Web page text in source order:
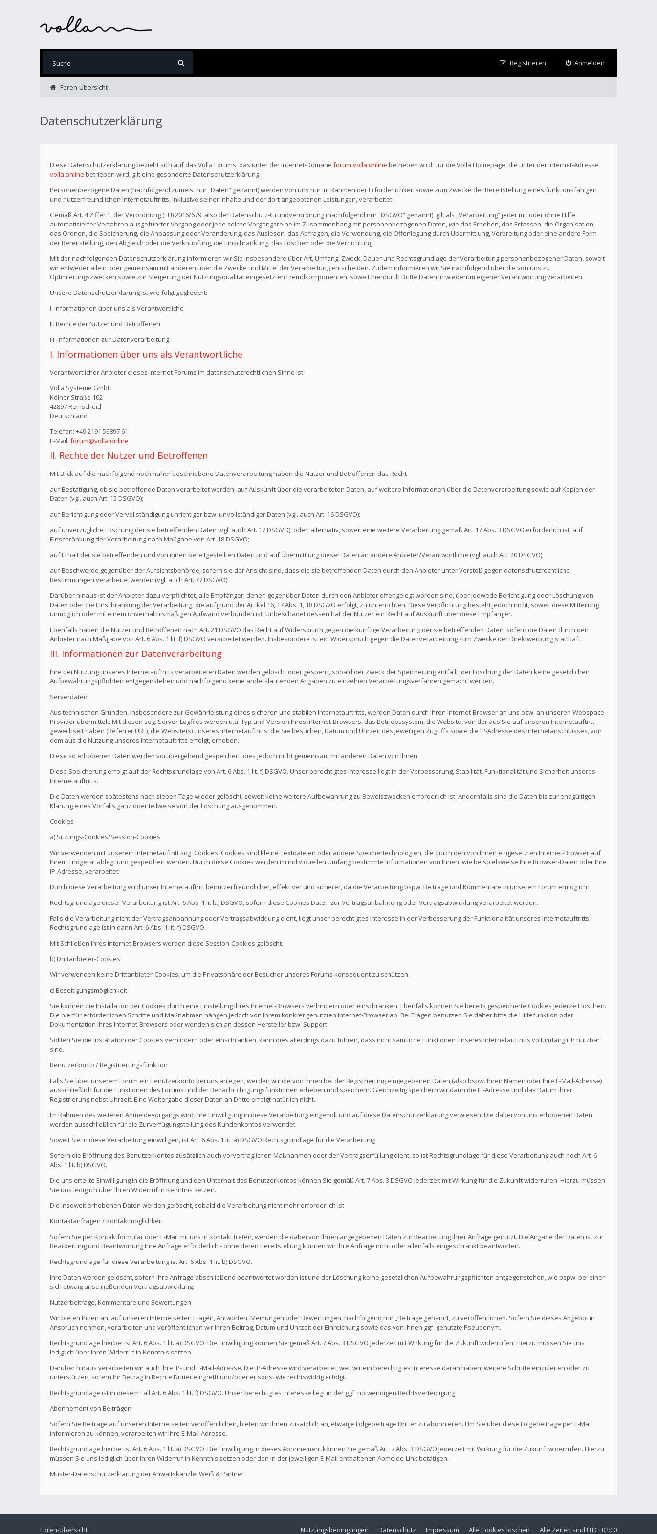
Anmelden
Registrieren
Foren-Übersicht
Datenschutzerklärung
Diese Datenschutzerklärung bezieht sich auf das Volla Forums, das unter der Internet-Domäne forum.volla.online betrieben wird. Für die Volla Homepage, die unter der Internet-Adresse
volla.online betrieben wird, gilt eine gesonderte Datenschutzerklärung.
Personenbezogene Daten (nachfolgend zumeist nur „Daten“ genannt) werden von uns nur im Rahmen der Erforderlichkeit sowie zum Zwecke der Bereitstellung eines funktionsfähigen
und nutzerfreundlichen Internetauftritts, inklusive seiner Inhalte und der dort angebotenen Leistungen, verarbeitet.
Gemäß Art. 4 Ziffer 1. der Verordnung (EU) 2016/679, also der Datenschutz-Grundverordnung (nachfolgend nur „DSGVO“ genannt), gilt als „Verarbeitung“ jeder mit oder ohne Hilfe
automatisierter Verfahren ausgeführter Vorgang oder jede solche Vorgangsreihe im Zusammenhang mit personenbezogenen Daten, wie das Erheben, das Erfassen, die Organisation,
das Ordnen, die Speicherung, die Anpassung oder Veränderung, das Auslesen, das Abfragen, die Verwendung, die Offenlegung durch Übermittlung, Verbreitung oder eine andere Form
der Bereitstellung, den Abgleich oder die Verknüpfung, die Einschränkung, das Löschen oder die Vernichtung.
Mit der nachfolgenden Datenschutzerklärung informieren wir Sie insbesondere über Art, Umfang, Zweck, Dauer und Rechtsgrundlage der Verarbeitung personenbezogener Daten, soweit
wir entweder allein oder gemeinsam mit anderen über die Zwecke und Mittel der Verarbeitung entscheiden. Zudem informieren wir Sie nachfolgend über die von uns zu
Optimierungszwecken sowie zur Steigerung der Nutzungsqualität eingesetzten Fremdkomponenten, soweit hierdurch Dritte Daten in wiederum eigener Verantwortung verarbeiten.
Unsere Datenschutzerklärung ist wie folgt gegliedert:
I. Informationen über uns als Verantwortliche
II. Rechte der Nutzer und Betroffenen
III. Informationen zur Datenverarbeitung
I. Informationen über uns als Verantwortliche
Verantwortlicher Anbieter dieses Internet-Forums im datenschutzrechtlichen Sinne ist:
Volla Systeme GmbH
Kölner Straße 102
42897 Remscheid
Deutschland
Telefon: +49 2191 59897 61
E-Mail: forum@volla.online
II. Rechte der Nutzer und Betroffenen
Mit Blick auf die nachfolgend noch näher beschriebene Datenverarbeitung haben die Nutzer und Betroffenen das Recht
auf Bestätigung, ob sie betreffende Daten verarbeitet werden, auf Auskunft über die verarbeiteten Daten, auf weitere Informationen über die Datenverarbeitung sowie auf Kopien der
Daten (vgl. auch Art. 15 DSGVO);
auf Berichtigung oder Vervollständigung unrichtiger bzw. unvollständiger Daten (vgl. auch Art. 16 DSGVO);
auf unverzügliche Löschung der sie betreffenden Daten (vgl. auch Art. 17 DSGVO), oder, alternativ, soweit eine weitere Verarbeitung gemäß Art. 17 Abs. 3 DSGVO erforderlich ist, auf
Einschränkung der Verarbeitung nach Maßgabe von Art. 18 DSGVO;
auf Erhalt der sie betreffenden und von ihnen bereitgestellten Daten und auf Übermittlung dieser Daten an andere Anbieter/Verantwortliche (vgl. auch Art. 20 DSGVO);
auf Beschwerde gegenüber der Aufsichtsbehörde, sofern sie der Ansicht sind, dass die sie betreffenden Daten durch den Anbieter unter Verstoß gegen datenschutzrechtliche
Bestimmungen verarbeitet werden (vgl. auch Art. 77 DSGVO).
Darüber hinaus ist der Anbieter dazu verpflichtet, alle Empfänger, denen gegenüber Daten durch den Anbieter offengelegt worden sind, über jedwede Berichtigung oder Löschung von
Daten oder die Einschränkung der Verarbeitung, die aufgrund der Artikel 16, 17 Abs. 1, 18 DSGVO erfolgt, zu unterrichten. Diese Verpflichtung besteht jedoch nicht, soweit diese Mitteilung
unmöglich oder mit einem unverhältnismäßigen Aufwand verbunden ist. Unbeschadet dessen hat der Nutzer ein Recht auf Auskunft über diese Empfänger.
Ebenfalls haben die Nutzer und Betroffenen nach Art. 21 DSGVO das Recht auf Widerspruch gegen die künftige Verarbeitung der sie betreffenden Daten, sofern die Daten durch den
Anbieter nach Maßgabe von Art. 6 Abs. 1 lit. f) DSGVO verarbeitet werden. Insbesondere ist ein Widerspruch gegen die Datenverarbeitung zum Zwecke der Direktwerbung statthaft.
III. Informationen zur Datenverarbeitung
Ihre bei Nutzung unseres Internetauftritts verarbeiteten Daten werden gelöscht oder gesperrt, sobald der Zweck der Speicherung entfällt, der Löschung der Daten keine gesetzlichen
Aufbewahrungspflichten entgegenstehen und nachfolgend keine anderslautenden Angaben zu einzelnen Verarbeitungsverfahren gemacht werden.
Serverdaten
Aus technischen Gründen, insbesondere zur Gewährleistung eines sicheren und stabilen Internetauftritts, werden Daten durch Ihren Internet-Browser an uns bzw. an unseren Webspace-
Provider übermittelt. Mit diesen sog. Server-Logfiles werden u.a. Typ und Version Ihres Internet-Browsers, das Betriebssystem, die Website, von der aus Sie auf unseren Internetauftritt
gewechselt haben (Referrer URL), die Website(s) unseres Internetauftritts, die Sie besuchen, Datum und Uhrzeit des jeweiligen Zugriffs sowie die IP-Adresse des Internetanschlusses, von
dem aus die Nutzung unseres Internetauftritts erfolgt, erhoben.
Diese so erhobenen Daten werden vorübergehend gespeichert, dies jedoch nicht gemeinsam mit anderen Daten von Ihnen.
Diese Speicherung erfolgt auf der Rechtsgrundlage von Art. 6 Abs. 1 lit. f) DSGVO. Unser berechtigtes Interesse liegt in der Verbesserung, Stabilität, Funktionalität und Sicherheit unseres
Internetauftritts.
Die Daten werden spätestens nach sieben Tage wieder gelöscht, soweit keine weitere Aufbewahrung zu Beweiszwecken erforderlich ist. Andernfalls sind die Daten bis zur endgültigen
Klärung eines Vorfalls ganz oder teilweise von der Löschung ausgenommen.
Cookies
a) Sitzungs-Cookies/Session-Cookies
Wir verwenden mit unserem Internetauftritt sog. Cookies. Cookies sind kleine Textdateien oder andere Speichertechnologien, die durch den von Ihnen eingesetzten Internet-Browser auf
Ihrem Endgerät ablegt und gespeichert werden. Durch diese Cookies werden im individuellen Umfang bestimmte Informationen von Ihnen, wie beispielsweise Ihre Browser-Daten oder Ihre
IP-Adresse, verarbeitet.
Durch diese Verarbeitung wird unser Internetauftritt benutzerfreundlicher, effektiver und sicherer, da die Verarbeitung bspw. Beiträge und Kommentare in unserem Forum ermöglicht.
Rechtsgrundlage dieser Verarbeitung ist Art. 6 Abs. 1 lit b.) DSGVO, sofern diese Cookies Daten zur Vertragsanbahnung oder Vertragsabwicklung verarbeitet werden.
Falls die Verarbeitung nicht der Vertragsanbahnung oder Vertragsabwicklung dient, liegt unser berechtigtes Interesse in der Verbesserung der Funktionalität unseres Internetauftritts.
Rechtsgrundlage ist in dann Art. 6 Abs. 1 lit. f) DSGVO.
Mit Schließen Ihres Internet-Browsers werden diese Session-Cookies gelöscht.
b) Drittanbieter-Cookies
Wir verwenden keine Drittanbieter-Cookies, um die Privatsphäre der Besucher unseres Forums konsequent zu schützen.
c) Beseitigungsmöglichkeit
Sie können die Installation der Cookies durch eine Einstellung Ihres Internet-Browsers verhindern oder einschränken. Ebenfalls können Sie bereits gespeicherte Cookies jederzeit löschen.
Die hierfür erforderlichen Schritte und Maßnahmen hängen jedoch von Ihrem konkret genutzten Internet-Browser ab. Bei Fragen benutzen Sie daher bitte die Hilfefunktion oder
Dokumentation Ihres Internet-Browsers oder wenden sich an dessen Hersteller bzw. Support.
Sollten Sie die Installation der Cookies verhindern oder einschränken, kann dies allerdings dazu führen, dass nicht sämtliche Funktionen unseres Internetauftritts vollumfänglich nutzbar
sind.
Benutzerkonto / Registrierungsfunktion
Falls Sie über unserem Forum ein Benutzerkonto bei uns anlegen, werden wir die von Ihnen bei der Registrierung eingegebenen Daten (also bspw. Ihren Namen oder Ihre E-Mail-Adresse)
ausschließlich für die Funktionen des Forums und der Benachrichtigungsfunktionen erheben und speichern. Gleichzeitig speichern wir dann die IP-Adresse und das Datum Ihrer
Registrierung nebst Uhrzeit. Eine Weitergabe dieser Daten an Dritte erfolgt natürlich nicht.
Im Rahmen des weiteren Anmeldevorgangs wird Ihre Einwilligung in diese Verarbeitung eingeholt und auf diese Datenschutzerklärung verwiesen. Die dabei von uns erhobenen Daten
werden ausschließlich für die Zurverfügungstellung des Kundenkontos verwendet.
Soweit Sie in diese Verarbeitung einwilligen, ist Art. 6 Abs. 1 lit. a) DSGVO Rechtsgrundlage für die Verarbeitung.
Sofern die Eröffnung des Benutzerkontos zusätzlich auch vorvertraglichen Maßnahmen oder der Vertragserfüllung dient, so ist Rechtsgrundlage für diese Verarbeitung auch noch Art. 6
Abs. 1 lit. b) DSGVO.
Die uns erteilte Einwilligung in die Eröffnung und den Unterhalt des Benutzerkontos können Sie gemäß Art. 7 Abs. 3 DSGVO jederzeit mit Wirkung für die Zukunft widerrufen. Hierzu müssen
Sie uns lediglich über Ihren Widerruf in Kenntnis setzen.
Die insoweit erhobenen Daten werden gelöscht, sobald die Verarbeitung nicht mehr erforderlich ist.
Kontaktanfragen / Kontaktmöglichkeit
Sofern Sie per Kontaktformular oder E-Mail mit uns in Kontakt treten, werden die dabei von Ihnen angegebenen Daten zur Bearbeitung Ihrer Anfrage genutzt. Die Angabe der Daten ist zur
Bearbeitung und Beantwortung Ihre Anfrage erforderlich - ohne deren Bereitstellung können wir Ihre Anfrage nicht oder allenfalls eingeschränkt beantworten.
Rechtsgrundlage für diese Verarbeitung ist Art. 6 Abs. 1 lit. b) DSGVO.
Ihre Daten werden gelöscht, sofern Ihre Anfrage abschließend beantwortet worden ist und der Löschung keine gesetzlichen Aufbewahrungspflichten entgegenstehen, wie bspw. bei einer
sich etwaig anschließenden Vertragsabwicklung.
Nutzerbeiträge, Kommentare und Bewertungen
Wir bieten Ihnen an, auf unseren Internetseiten Fragen, Antworten, Meinungen oder Bewertungen, nachfolgend nur „Beiträge genannt, zu veröffentlichen. Sofern Sie dieses Angebot in
Anspruch nehmen, verarbeiten und veröffentlichen wir Ihren Beitrag, Datum und Uhrzeit der Einreichung sowie das von Ihnen ggf. genutzte Pseudonym.
Rechtsgrundlage hierbei ist Art. 6 Abs. 1 lit. a) DSGVO. Die Einwilligung können Sie gemäß Art. 7 Abs. 3 DSGVO jederzeit mit Wirkung für die Zukunft widerrufen. Hierzu müssen Sie uns
lediglich über Ihren Widerruf in Kenntnis setzen.
Darüber hinaus verarbeiten wir auch Ihre IP- und E-Mail-Adresse. Die IP-Adresse wird verarbeitet, weil wir ein berechtigtes Interesse daran haben, weitere Schritte einzuleiten oder zu
unterstützen, sofern Ihr Beitrag in Rechte Dritter eingreift und/oder er sonst wie rechtswidrig erfolgt.
Rechtsgrundlage ist in diesem Fall Art. 6 Abs. 1 lit. f) DSGVO. Unser berechtigtes Interesse liegt in der ggf. notwendigen Rechtsverteidigung.
Abonnement von Beiträgen
Sofern Sie Beiträge auf unseren Internetseiten veröffentlichen, bieten wir Ihnen zusätzlich an, etwaige Folgebeiträge Dritter zu abonnieren. Um Sie über diese Folgebeiträge per E-Mail
informieren zu können, verarbeiten wir Ihre E-Mail-Adresse.
Rechtsgrundlage hierbei ist Art. 6 Abs. 1 lit. a) DSGVO. Die Einwilligung in dieses Abonnement können Sie gemäß Art. 7 Abs. 3 DSGVO jederzeit mit Wirkung für die Zukunft widerrufen. Hierzu
müssen Sie uns lediglich über Ihren Widerruf in Kenntnis setzen oder den in der jeweiligen E-Mail enthaltenen Abmelde-Link betätigen.
Muster-Datenschutzerklärung der Anwaltskanzlei Weiß & Partner
Foren-Übersicht Alle Zeiten sind UTC+02:00
Alle Cookies löschen
Impressum
Datenschutz
Nutzungsbedingungen